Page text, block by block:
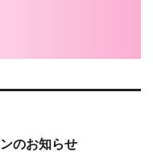
のお知らせ